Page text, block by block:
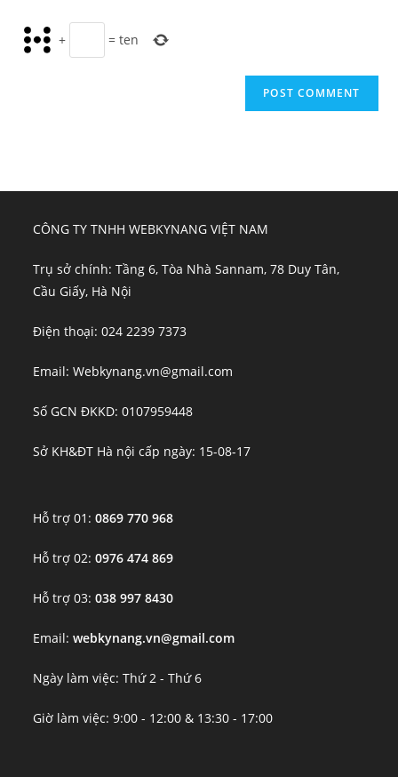
+ =ten
CÔNG TY TNHH WEBKYNANG VIỆT NAM
Trụ sở chính: Tầng 6, Tòa Nhà Sannam, 78 Duy Tân,
Cầu Giấy, Hà Nội
Điện thoại: 024 2239 7373
Email: Webkynang.vn@gmail.com
Số GCN ĐKKD: 0107959448
Sở KH&ĐT Hà nội cấp ngày: 15-08-17
Hỗ trợ 01:0869 770 968
Hỗ trợ 02:0976 474 869
Hỗ trợ 03:038 997 8430
Email:webkynang.vn@gmail.com
Ngày làm việc: Thứ 2 - Thứ 6
Giờ làm việc: 9:00 - 12:00 & 13:30 - 17:00